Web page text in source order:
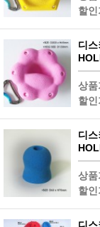
할
디
상품
할
디
상품
할